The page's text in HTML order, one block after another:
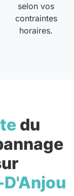
selon vos
contraintes
horaires.
du